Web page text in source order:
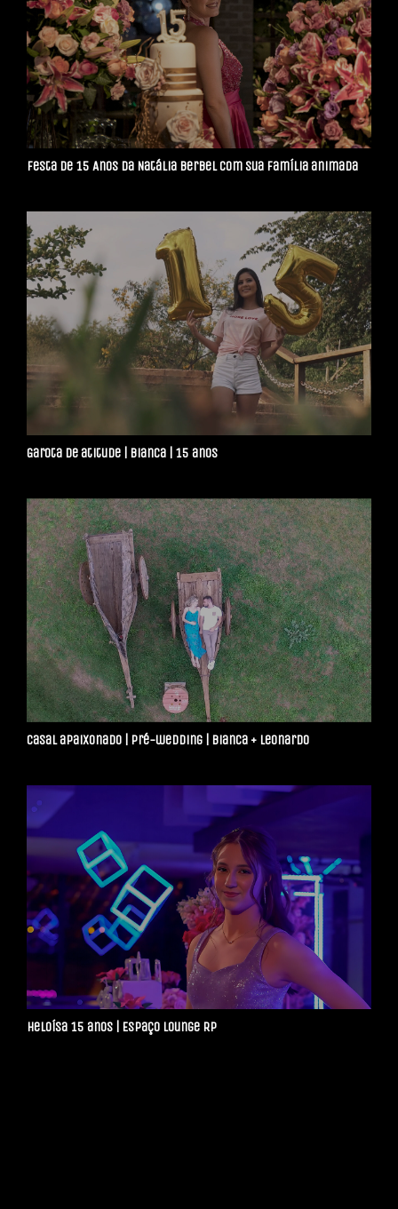
Festa de 15 Anos da Natália Berbel com sua família animada
Garota de atitude | Bianca | 15 anos
Casal apaixonado | Pré-wedding | Bianca + Leonardo
Heloísa 15 anos | Espaço Lounge RP